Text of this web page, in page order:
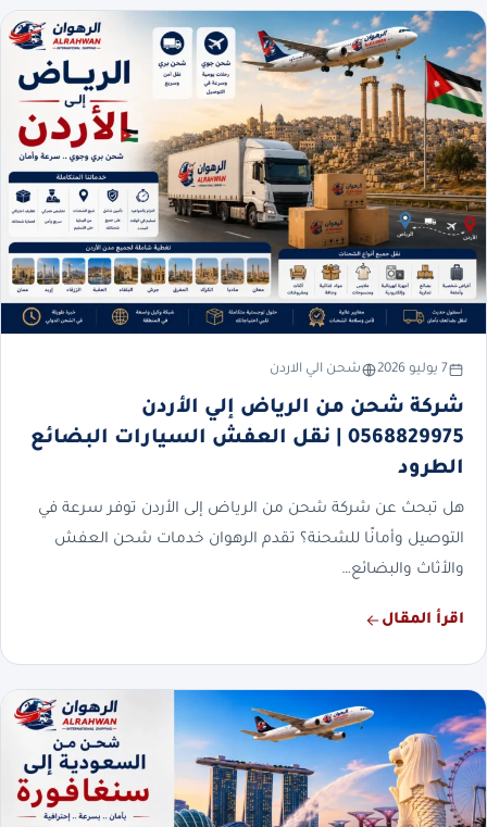
7 يوليو 2026 شحن الي الاردن
شركة شحن من الرياض إلي الأردن
0568829975 | نقل العفش السيارات البضائع
الطرود
هل تبحث عن شركة شحن من الرياض إلى الأردن توفر سرعة في
التوصيل وأمانًا للشحنة؟ تقدم الرهوان خدمات شحن العفش
والأثاث والبضائع…
اقرأ المقال